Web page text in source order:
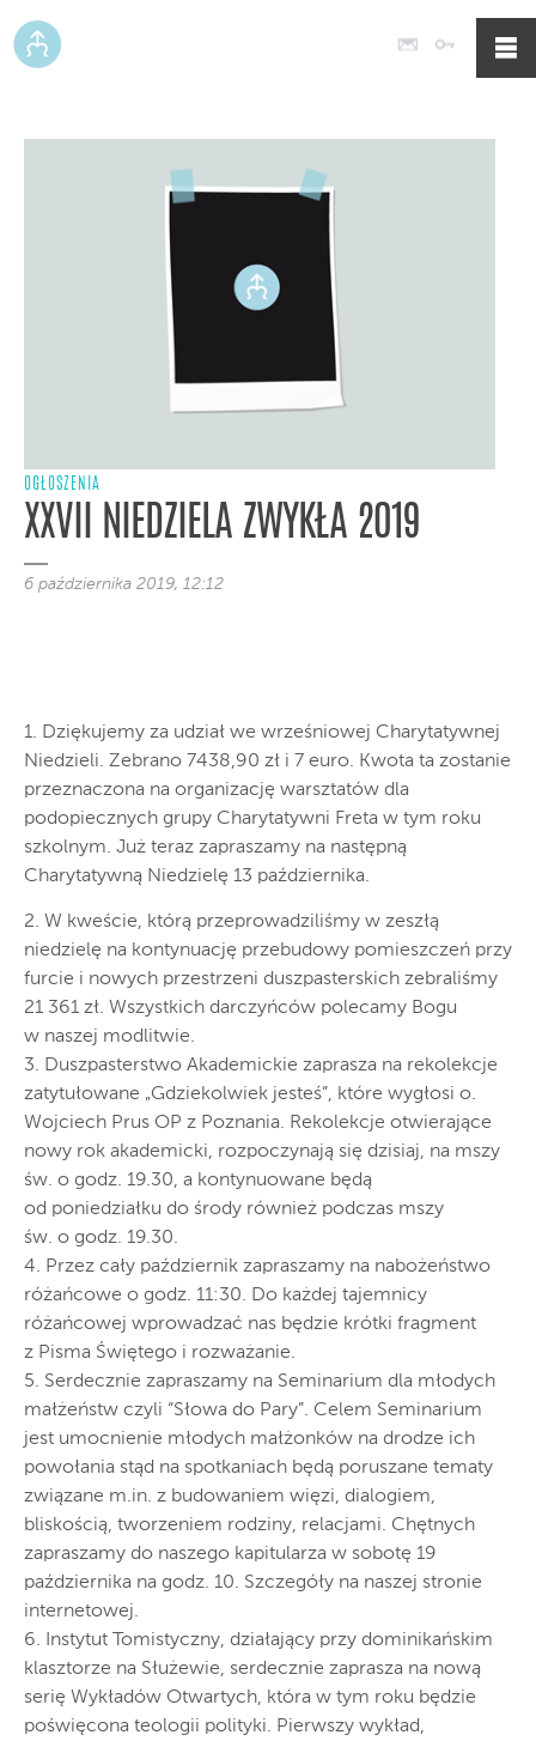
Poczta
OGŁOSZENIA
XXVII NIEDZIELA ZWYKŁA 2019
6 października 2019, 12:12
1. Dziękujemy za udział we wrześniowej Charytatywnej
Niedzieli. Zebrano 7438,90 zł i 7 euro. Kwota ta zostanie
przeznaczona na organizację warsztatów dla
podopiecznych grupy Charytatywni Freta w tym roku
szkolnym. Już teraz zapraszamy na następną
Charytatywną Niedzielę 13 października.
2. W kweście, którą przeprowadziliśmy w zeszłą
niedzielę na kontynuację przebudowy pomieszczeń przy
furcie i nowych przestrzeni duszpasterskich zebraliśmy
21 361 zł. Wszystkich darczyńców polecamy Bogu
w naszej modlitwie.
3. Duszpasterstwo Akademickie zaprasza na rekolekcje
zatytułowane „Gdziekolwiek jesteś”, które wygłosi o.
Wojciech Prus OP z Poznania. Rekolekcje otwierające
nowy rok akademicki, rozpoczynają się dzisiaj, na mszy
św. o godz. 19.30, a kontynuowane będą
od poniedziałku do środy również podczas mszy
św. o godz. 19.30.
4. Przez cały październik zapraszamy na nabożeństwo
różańcowe o godz. 11:30. Do każdej tajemnicy
różańcowej wprowadzać nas będzie krótki fragment
z Pisma Świętego i rozważanie.
5. Serdecznie zapraszamy na Seminarium dla młodych
małżeństw czyli “Słowa do Pary”. Celem Seminarium
jest umocnienie młodych małżonków na drodze ich
powołania stąd na spotkaniach będą poruszane tematy
związane m.in. z budowaniem więzi, dialogiem,
bliskością, tworzeniem rodziny, relacjami. Chętnych
zapraszamy do naszego kapitularza w sobotę 19
października na godz. 10. Szczegóły na naszej stronie
internetowej.
6. Instytut Tomistyczny, działający przy dominikańskim
klasztorze na Służewie, serdecznie zaprasza na nową
serię Wykładów Otwartych, która w tym roku będzie
poświęcona teologii polityki. Pierwszy wykład,